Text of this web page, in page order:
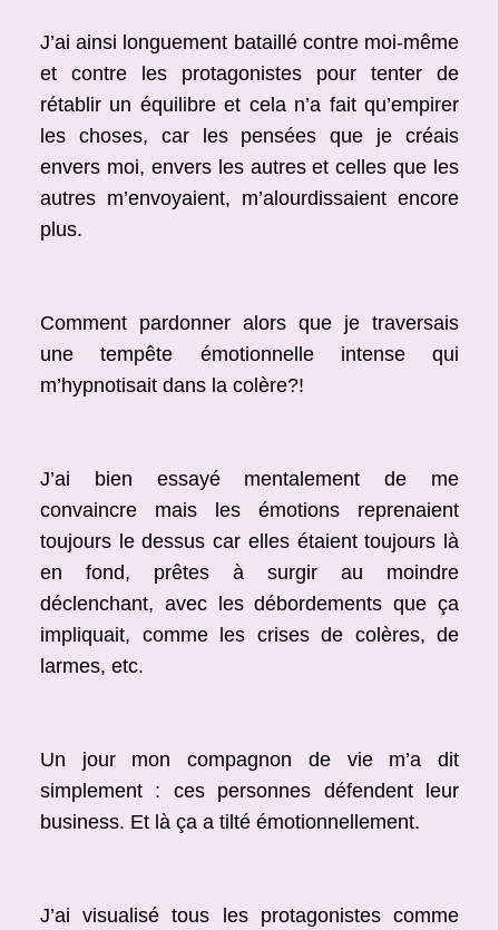
J’ai ainsi longuement bataillé contre moi-même
et contre les protagonistes pour tenter de
rétablir un équilibre et cela n’a fait qu’empirer
les choses, car les pensées que je créais
envers moi, envers les autres et celles que les
autres m’envoyaient, m’alourdissaient encore
plus.
Comment pardonner alors que je traversais
une tempête émotionnelle intense qui
m’hypnotisait dans la colère?!
J’ai bien essayé mentalement de me
convaincre mais les émotions reprenaient
toujours le dessus car elles étaient toujours là
en fond, prêtes à surgir au moindre
déclenchant, avec les débordements que ça
impliquait, comme les crises de colères, de
larmes, etc.
Un jour mon compagnon de vie m’a dit
simplement : ces personnes défendent leur
business. Et là ça a tilté émotionnellement.
J’ai visualisé tous les protagonistes comme